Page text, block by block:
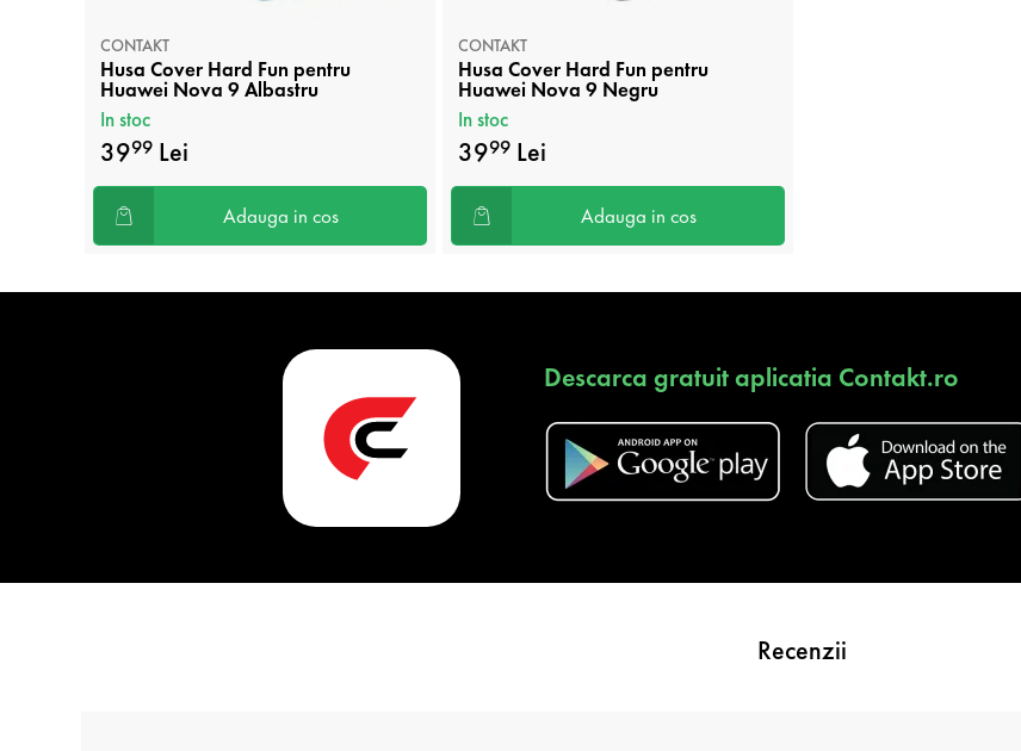
CONTAKT
Husa Cover Hard Fun pentru
Huawei Nova 9 Albastru
In stoc
3999 Lei
Adauga in cos
CONTAKT
Husa Cover Hard Fun pentru
Huawei Nova 9 Negru
In stoc
3999 Lei
Adauga in cos
Descarca gratuit aplicatia Contakt.ro
Recenzii